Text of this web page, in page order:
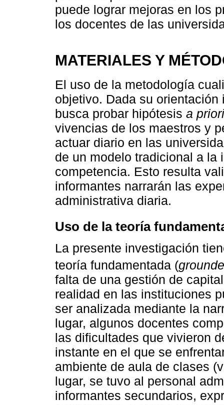
puede lograr mejoras en los
los docentes de las
MATERIALES Y
El uso de la metodología
objetivo. Dada su
busca probar hipótesis a priori
vivencias de los maestros y
actuar diario en las
de un modelo tradicional a la
competencia. Esto resulta
informantes narrarán las
administrativa diaria.
Uso de la teoría
La presente investigación
teoría fundamentada (
falta de una gestión de
realidad en las instituciones
ser analizada mediante la
lugar, algunos docentes
las dificultades que vivieron
instante en el que se
ambiente de aula de clases
lugar, se tuvo al personal
informantes secundarios,